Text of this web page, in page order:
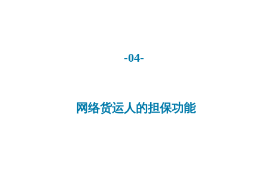
-04-
网络货运人的担保功能